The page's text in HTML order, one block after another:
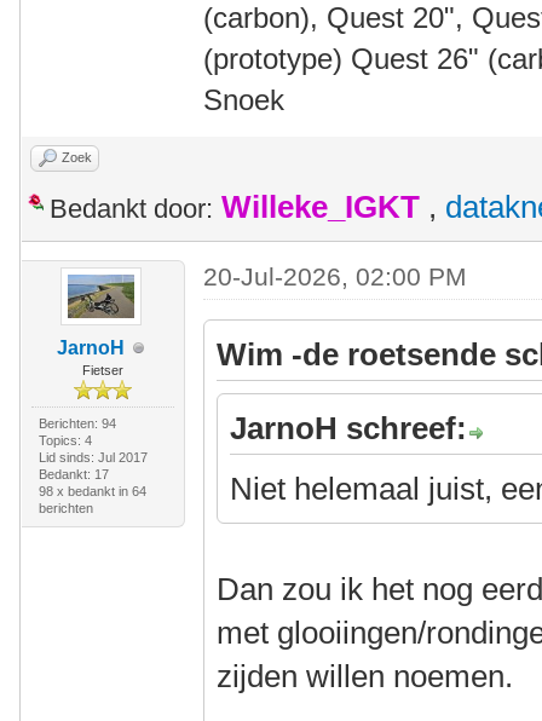
(carbon), Quest 20",
(prototype) Quest 26"
Snoek
Zoek
Bedankt door: Willeke_IGKT ,
JarnoH
Fietser
Berichten: 94
Topics: 4
Lid sinds: Jul 2017
Bedankt: 17
98 x bedankt in 64
berichten
20-Jul-2026, 02:00 PM
Wim -de roetsende
JarnoH schreef:
Niet helemaal juist,
Dan zou ik het nog
met glooiingen/
zijden willen noemen.